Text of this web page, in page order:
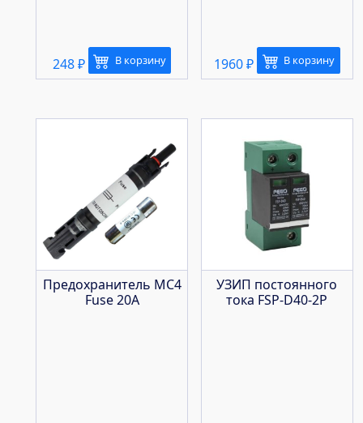
248₽ В корзину 1960₽ В корзину
Предохранитель MC4
Fuse 20A
УЗИП постоянного
тока FSP-D40-2P